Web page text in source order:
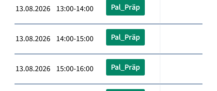
13.08.2026 13:00-14:00 Pal_Präp
13.08.2026 14:00-15:00 Pal_Präp
13.08.2026 15:00-16:00 Pal_Präp